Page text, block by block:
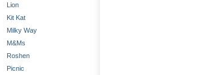
Lion
Kit Kat
Milky Way
М&Мs
Roshen
Picnic